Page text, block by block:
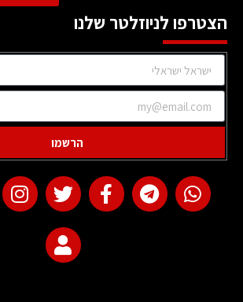
הצטרפו לניוזלטר שלנו
הרשמו